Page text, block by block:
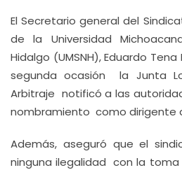
El Secretario general del
de la Universidad
Hidalgo (UMSNH), Eduardo
segunda ocasión la Junta
Arbitraje notificó a las
nombramiento como dirigente
Además, aseguró que el
ninguna ilegalidad con la toma